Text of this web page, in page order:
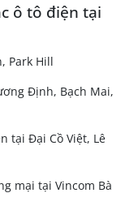
ô tô điện tại
Park Hill
Định, Bạch Mai,
tại Đại Cồ Việt, Lê
mại tại Vincom Bà